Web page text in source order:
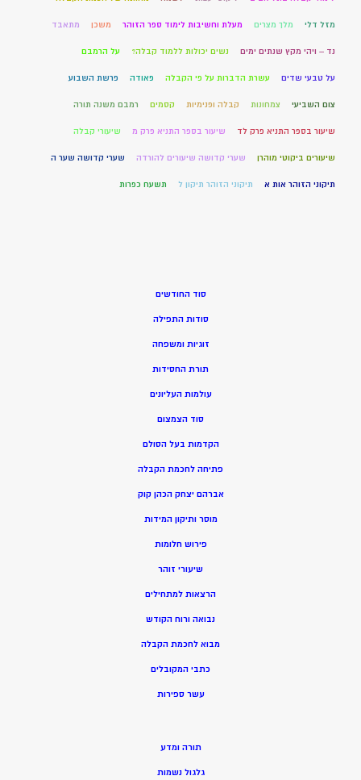
מזל דלי מלך מצרים מעלת וחשיבות לימוד ספר הזוהר משכן מתאבד
נד – ויהי מקץ שנתים ימים נשים יכולות ללמוד קבלה? על הרמבם
על טבעי שדים עשרת הדברות על פי הקבלה פאודה פרשת השבוע
צום השביעי צמחונות קבלה ופנימיות קסמים רמבם משנה תורה
שיעור בספר התניא פרק לד שיעור בספר התניא פרק מ שיעורי קבלה
שיעורים ביקוטי מוהרן שערי קדושה שיעורים להורדה שערי קדושה שער ה
תיקוני הזוהר אות א תיקוני הזוהר תיקון ל תשעח כפרות
סוד החודשים
סודות התפילה
זוגיות ומשפחה
תורת החסידות
עולמות העליונים
סוד הצמצום
הקדמות בעל הסולם
פתיחה לחכמת הקבלה
אברהם יצחק הכהן קוק
מוסר ותיקון המידות
פירוש חלומות
שיעורי זוהר
הרצאות למתחילים
נבואה ורוח הקודש
מבוא לחכמת הקבלה
כתבי המקובלים
עשר ספירות
תורה ומדע
גלגול נשמות